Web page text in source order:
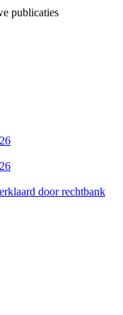
publicaties
door rechtbank